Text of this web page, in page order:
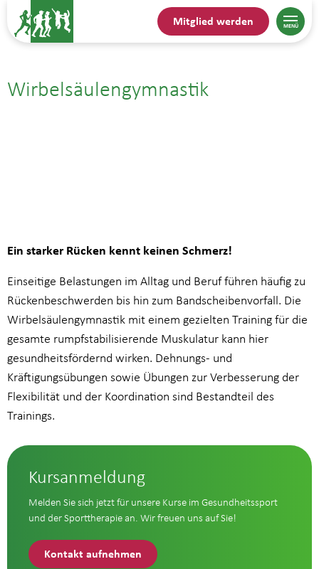
Mitglied werden
Wirbelsäulengymnastik
Ein starker Rücken kennt keinen Schmerz!
Einseitige Belastungen im Alltag und Beruf führen häufig zu
Rückenbeschwerden bis hin zum Bandscheibenvorfall. Die
Wirbelsäulengymnastik mit einem gezielten Training für die
gesamte rumpfstabilisierende Muskulatur kann hier
gesundheitsfördernd wirken. Dehnungs- und
Kräftigungsübungen sowie Übungen zur Verbesserung der
Flexibilität und der Koordination sind Bestandteil des
Trainings.
Kursanmeldung
Melden Sie sich jetzt für unsere Kurse im Gesundheitssport
und der Sporttherapie an. Wir freuen uns auf Sie!
Kontakt aufnehmen